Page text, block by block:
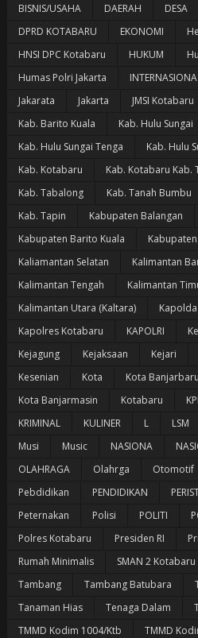
BISNIS/USAHA
DAERAH DESA
DPRD KOTABARU
EKONOMI
HNSI DPC Kotabaru
HUKUM
Humas Polri Jakarta
INTERNASIONA
Jakarata
Jakarta JMSI Kotabaru
Kab. Barito Kuala
Kab. Hulu Sungai
Kab. Hulu Sungai Tenga
Kab. Hulu
Kab. Kotabaru
Kab. Kotabaru Kab.
Kab. Tabalong
Kab. Tanah Bumbu
Kab. Tapin
Kabupaten Balangan
Kabupaten Barito Kuala
Kaliamantan Selatan
Kalimantan
Kalimantan Tengah
Kalimantan
Kalimantan Utara (Kaltara)
Kapolda
Kapolres Kotabaru
KAPOLRI
Kejagung
Kejaksaan Kejari
Kesenian
Kota Kota Banjarbaru
Kota Banjarmasin
Kotabaru
KRIMINAL
KULINER L LSM
Musi
Music NASIONA
OLAHRAGA
Olahrga Otomotif
Pebdidikan
PENDIDIKAN
Peternakan
Polisi POLITI
Polres Kotabaru
Presiden RI
Rumah Minimalis
SMAN 2 Kotabaru
Tambang
Tambang Batubara
Tanaman Hias
Tenaga Dalam
TMMD Kodim 1004/Ktb
TMMD